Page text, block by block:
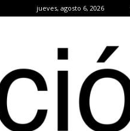
jueves, agosto 6, 2026